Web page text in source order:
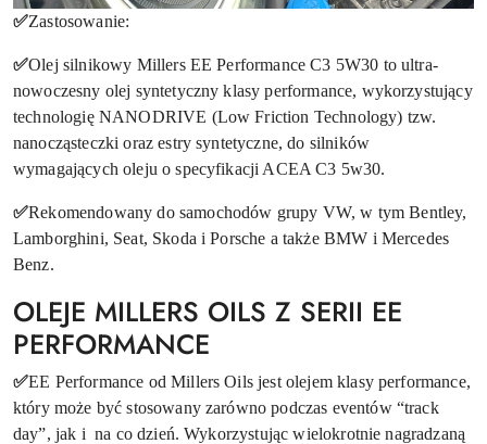
✅Zastosowanie:
✅Olej silnikowy Millers EE Performance C3 5W30 to ultra-
nowoczesny olej syntetyczny klasy performance, wykorzystujący
technologię NANODRIVE (Low Friction Technology) tzw.
nanocząsteczki oraz estry syntetyczne, do silników
wymagających oleju o specyfikacji ACEA C3 5w30.
✅Rekomendowany do samochodów grupy VW, w tym Bentley,
Lamborghini, Seat, Skoda i Porsche a także BMW i Mercedes
Benz.
OLEJE MILLERS OILS Z SERII EE
PERFORMANCE
✅EE Performance od Millers Oils jest olejem klasy performance,
który może być stosowany zarówno podczas eventów “track
day”, jak i na co dzień. Wykorzystując wielokrotnie nagradzaną